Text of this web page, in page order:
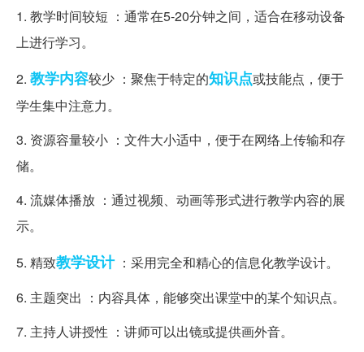
1. 教学时间较短 ：通常在5-20分钟之间，适合在移动设备
上进行学习。
2. 教学内容较少 ：聚焦于特定的知识点或技能点，便于
学生集中注意力。
3. 资源容量较小 ：文件大小适中，便于在网络上传输和存
储。
4. 流媒体播放 ：通过视频、动画等形式进行教学内容的展
示。
5. 精致教学设计：采用完全和精心的信息化教学设计。
6. 主题突出 ：内容具体，能够突出课堂中的某个知识点。
7. 主持人讲授性 ：讲师可以出镜或提供画外音。